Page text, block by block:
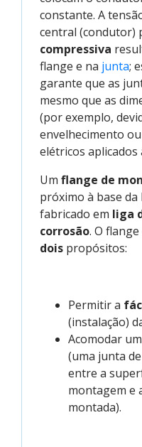
constante. A
central (condutor)
compressiva
flange e na junta;
garante que as
mesmo que as
(por exemplo,
envelhecimento
elétricos aplicados
Um flange de
próximo à base
fabricado em liga
corrosão. O
dois propósitos:
Permitir a
(instalação)
Acomodar
(uma junta
entre a
montagem e
montada).